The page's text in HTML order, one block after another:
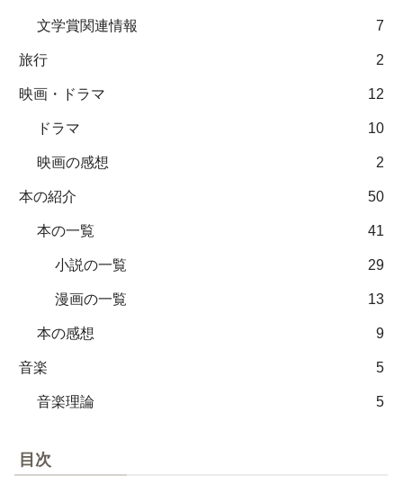
文学賞関連情報 7
旅行 2
映画・ドラマ 12
ドラマ 10
映画の感想 2
本の紹介 50
本の一覧 41
小説の一覧 29
漫画の一覧 13
本の感想 9
音楽 5
音楽理論 5
目次